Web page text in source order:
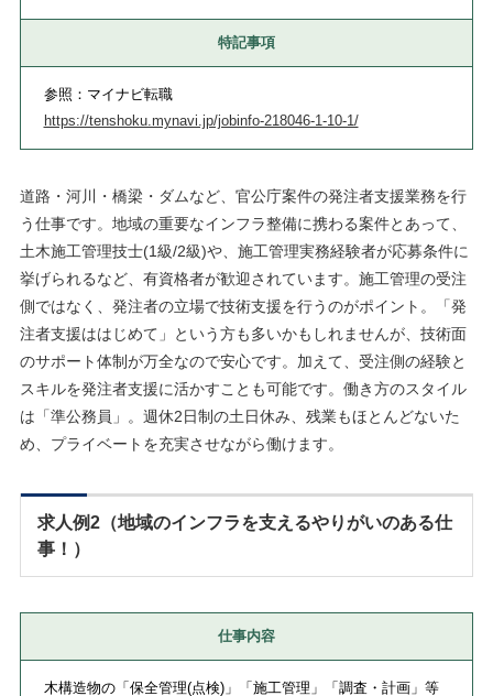
特記事項
参照：マイナビ転職
https://tenshoku.mynavi.jp/jobinfo-218046-1-10-1/
道路・河川・橋梁・ダムなど、官公庁案件の発注者支援業務を行
う仕事です。地域の重要なインフラ整備に携わる案件とあって、
土木施工管理技士(1級/2級)や、施工管理実務経験者が応募条件に
挙げられるなど、有資格者が歓迎されています。施工管理の受注
側ではなく、発注者の立場で技術支援を行うのがポイント。「発
注者支援ははじめて」という方も多いかもしれませんが、技術面
のサポート体制が万全なので安心です。加えて、受注側の経験と
スキルを発注者支援に活かすことも可能です。働き方のスタイル
は「準公務員」。週休2日制の土日休み、残業もほとんどないた
め、プライベートを充実させながら働けます。
求人例2（地域のインフラを支えるやりがいのある仕
事！）
仕事内容
木構造物の「保全管理(点検)」「施工管理」「調査・計画」等